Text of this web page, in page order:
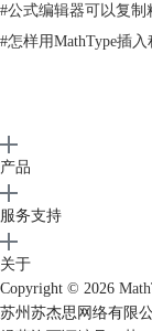
入新的快捷键，就可
捷键，这样发生热键
#公式编辑器可以复
#怎样用MathType插
产品
服务支持
关于
Copyright © 2026
苏州苏杰思网络有限